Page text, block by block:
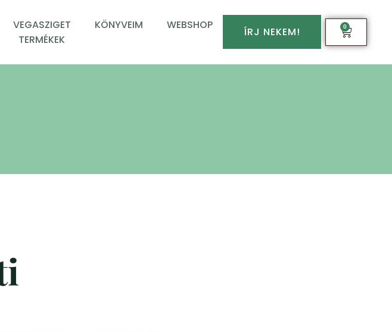
VEGASZIGET
TERMÉKEK
KÖNYVEIM WEBSHOP
ÍRJ NEKEM! 0